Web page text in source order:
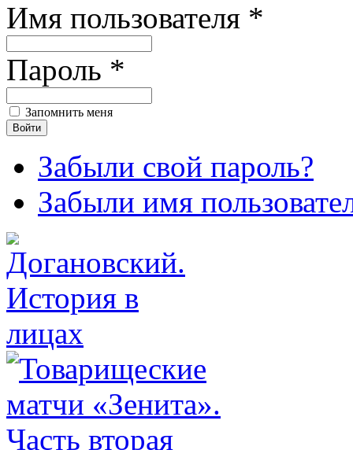
Имя пользователя *
Пароль *
Запомнить меня
Забыли свой пароль?
Забыли имя